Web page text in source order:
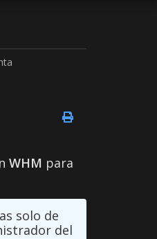
WHM para
solo de
del